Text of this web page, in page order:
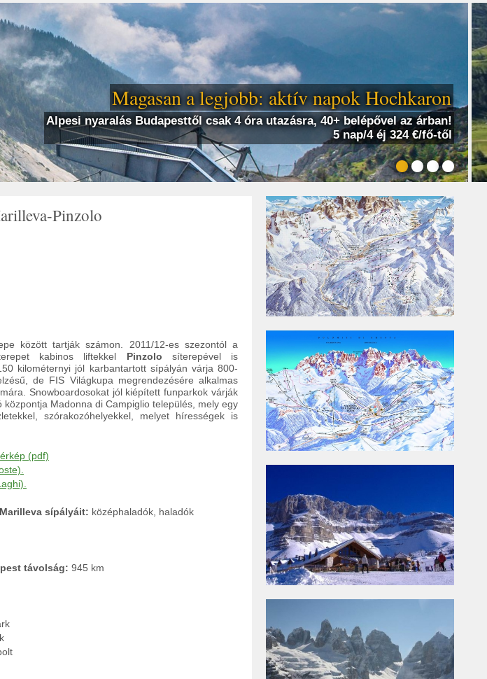
Magasan a legjobb: aktív napok Hochkaron
Alpesi nyaralás Budapesttől csak 4 óra utazásra, 40+ belépővel az árban!
5 nap/4 éj 324 €/fő-től
Pinzolo
között tartják számon. 2011/12-es szezontól a
kabinos liftekkel Pinzolo síterepével is
kilométernyi jól karbantartott sípályán várja 800-
de FIS Világkupa megrendezésére alkalmas
Snowboardosokat jól kiépített funparkok várják
Madonna di Campiglio település, mely egy
szórakozóhelyekkel, melyet hírességek is
(pdf)
sípályáit: középhaladók, haladók
távolság: 945 km